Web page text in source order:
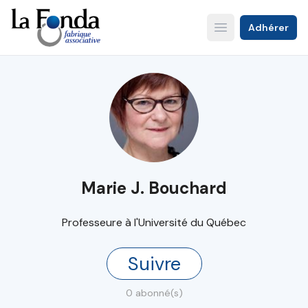
Aller
au
contenu
principal
Open main menu
Adhérer
Marie J. Bouchard
Professeure à l'Université du Québec
Suivre
0 abonné(s)